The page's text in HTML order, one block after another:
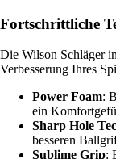
Fortschrittliche
Die Wilson Schläger
Verbesserung Ihres
Power Foam:
ein
Sharp Hole
besseren
Sublime Grip: